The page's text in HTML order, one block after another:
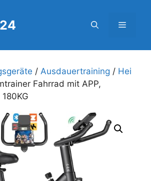
Menü
/ Ausdauertraining / Hei
Fahrrad mit APP,